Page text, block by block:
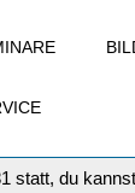
statt, du